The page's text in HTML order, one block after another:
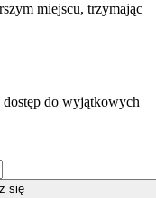
miejscu, trzymając
do wyjątkowych
się